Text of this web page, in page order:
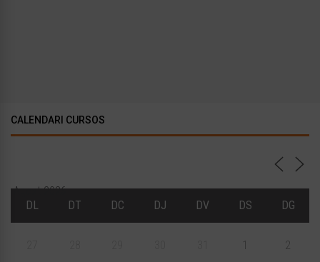
CALENDARI CURSOS
Agost 2026
DL
DT DC DJ DV DS DG
1 2